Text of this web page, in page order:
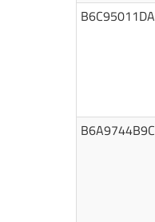
B6C95011DA
B6A9744B9C